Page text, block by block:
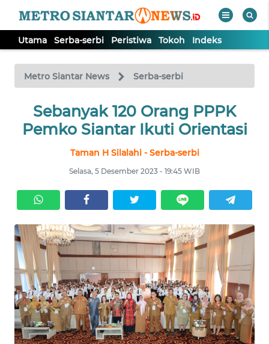
Utama Serba-serbi Peristiwa Tokoh Indeks
Metro Siantar News Serba-serbi
Sebanyak 120 Orang PPPK
Pemko Siantar Ikuti Orientasi
Taman H Silalahi - Serba-serbi
Selasa, 5 Desember 2023 - 19:45 WIB
TV
Tutup
UTAMA
PERISTIWA
TOKOH
Informasi
INDEKS
BERITA
KONTAK
KAMI